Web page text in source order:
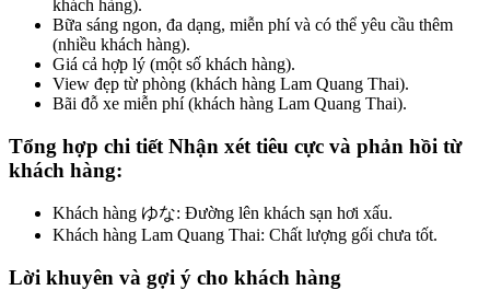
khách hàng).
Bữa sáng ngon, đa dạng, miễn phí và có thể yêu cầu thêm
(nhiều khách hàng).
Giá cả hợp lý (một số khách hàng).
View đẹp từ phòng (khách hàng Lam Quang Thai).
Bãi đỗ xe miễn phí (khách hàng Lam Quang Thai).
Tổng hợp chi tiết Nhận xét tiêu cực và phản hồi từ
khách hàng:
Khách hàng ゆな: Đường lên khách sạn hơi xấu.
Khách hàng Lam Quang Thai: Chất lượng gối chưa tốt.
Lời khuyên và gợi ý cho khách hàng